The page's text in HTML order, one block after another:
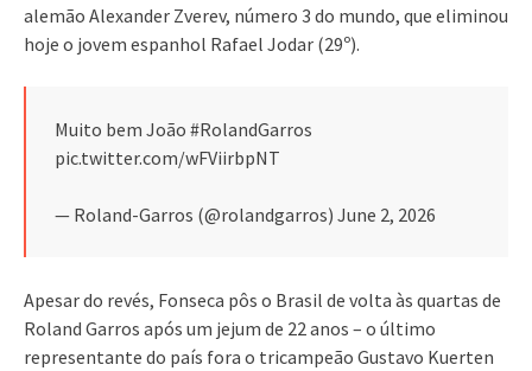
alemão Alexander Zverev, número 3 do mundo, que eliminou
hoje o jovem espanhol Rafael Jodar (29º).
Muito bem João #RolandGarros
pic.twitter.com/wFViirbpNT
— Roland-Garros (@rolandgarros) June 2, 2026
Apesar do revés, Fonseca pôs o Brasil de volta às quartas de
Roland Garros após um jejum de 22 anos – o último
representante do país fora o tricampeão Gustavo Kuerten